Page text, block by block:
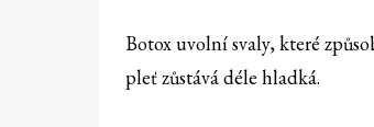
Botox uvolní svaly, které
pleť zůstává déle hladká.